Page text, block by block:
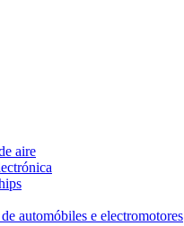
aire
automóbiles e electromotores